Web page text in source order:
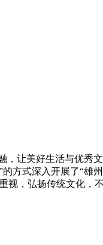
让美好生活与优秀
方式深入开展了“雄
视，弘扬传统文化，